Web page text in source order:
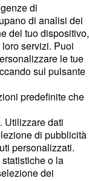
di
di analisi dei
del tuo dispositivo,
servizi. Puoi
le tue
sul pulsante
predefinite che
Utilizzare dati
di pubblicità
personalizzati.
o la
dei